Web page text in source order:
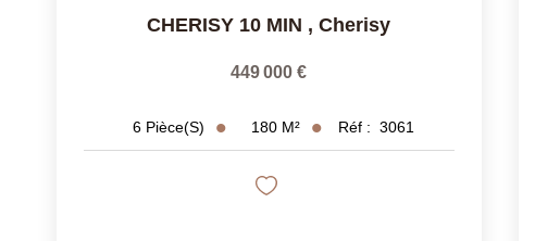
CHERISY 10 MIN ,Cherisy
449 000 €
6 Pièce(s) 180 M² Réf : 3061